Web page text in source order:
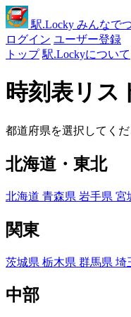
駅.Locky みんなで
ログイン ユーザー登録
トップ 駅.Lockyについて
時刻表リス
都道府県を選択してく
北海道・東北
北海道 青森県 岩手県 宮
関東
茨城県 栃木県 群馬県 埼
中部